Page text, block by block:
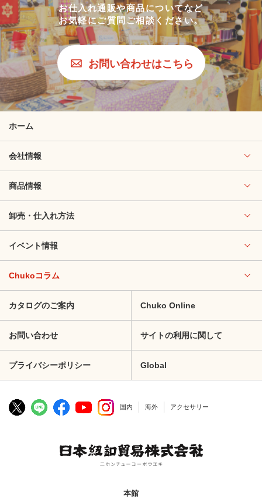
お仕入れ通販や商品についてなど
お気軽にご質問ご相談ください。
お問い合わせはこちら
ホーム
会社情報
商品情報
卸売・仕入れ方法
イベント情報
Chukoコラム
カタログのご案内 Chuko Online
お問い合わせ サイトの利用に関して
プライバシーポリシー Global
国内 海外 アクセサリー
本館